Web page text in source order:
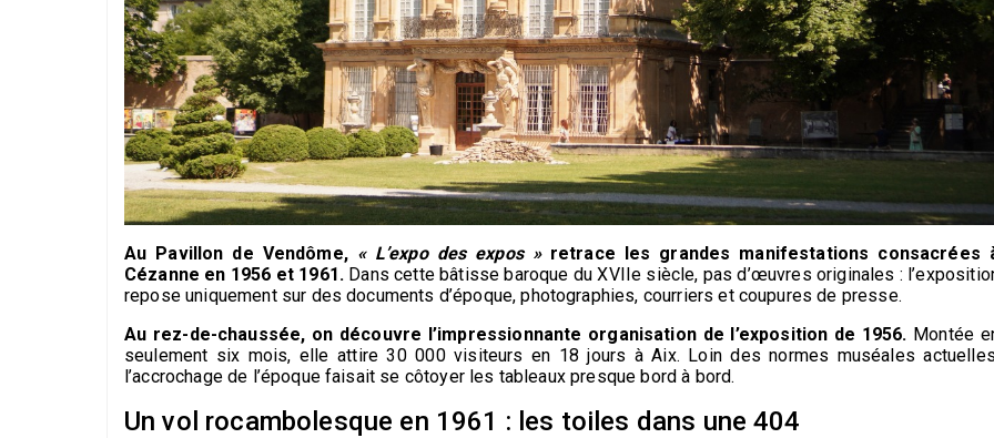
Au Pavillon de Vendôme, « L’expo des expos »retrace les grandes manifestations consacrées
Cézanne en 1956 et 1961. Dans cette bâtisse baroque du XVIIe siècle, pas d’œuvres originales :
repose uniquement sur des documents d’époque, photographies, courriers et coupures de presse.
Au rez-de-chaussée, on découvre l’impressionnante organisation de l’exposition de 1956. Montée
seulement six mois, elle attire 30 000 visiteurs en 18 jours à Aix. Loin des normes muséales
l’accrochage de l’époque faisait se côtoyer les tableaux presque bord à bord.
Un vol rocambolesque en 1961 : les toiles dans une 404